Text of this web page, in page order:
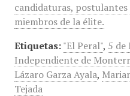
candidaturas,
miembros de la élite.
Etiquetas: "El Peral", 5 de
Independiente de
Lázaro Garza Ayala,
Tejada